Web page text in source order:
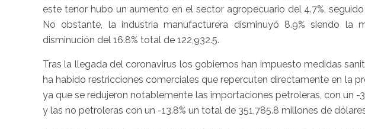
este tenor hubo un aumento en el sector agropecuario del 4.7%,
No obstante, la industria manufacturera disminuyó 8.9% siendo
disminución del 16.8% total de 122,932.5.
Tras la llegada del coronavirus los gobiernos han impuesto medidas
ha habido restricciones comerciales que repercuten directamente en la
ya que se redujeron notablemente las importaciones petroleras, con un -
y las no petroleras con un -13.8% un total de 351,785.8 millones de